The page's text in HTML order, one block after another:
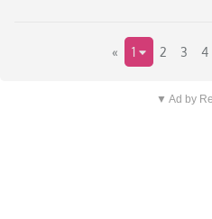
« 1 2 3 4
▼ Ad by